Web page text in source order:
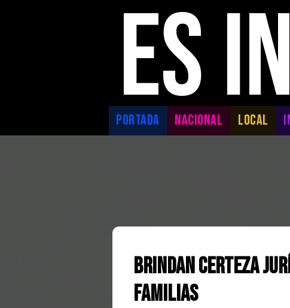
ES
PORTADA NACIONAL LOCAL
Brindan certeza
familias